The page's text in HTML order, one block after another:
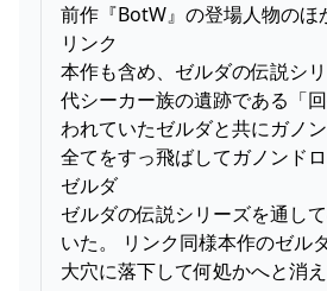
前作『BotW』の登場人物の
リンク
本作も含め、ゼルダの伝説シ
代シーカー族の遺跡である「
われていたゼルダと共にガノ
全てをすっ飛ばしてガノンド
ゼルダ
ゼルダの伝説シリーズを通し
いた。 リンク同様本作のゼル
大穴に落下して何処かへと消